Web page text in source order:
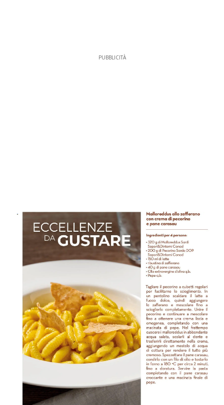
PUBBLICITÀ